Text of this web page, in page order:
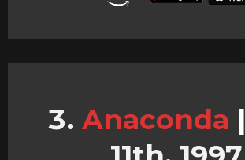
Anaconda |